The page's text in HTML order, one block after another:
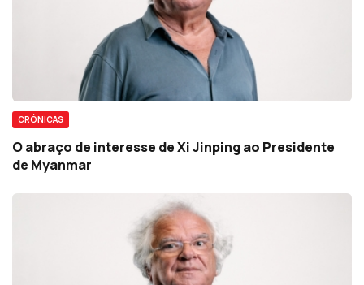
CRÓNICAS
O abraço de interesse de Xi Jinping ao Presidente
de Myanmar